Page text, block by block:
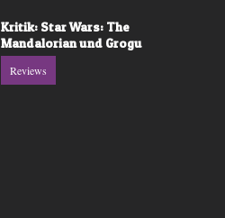
Kritik: Star Wars: The
Mandalorian und Grogu
Reviews